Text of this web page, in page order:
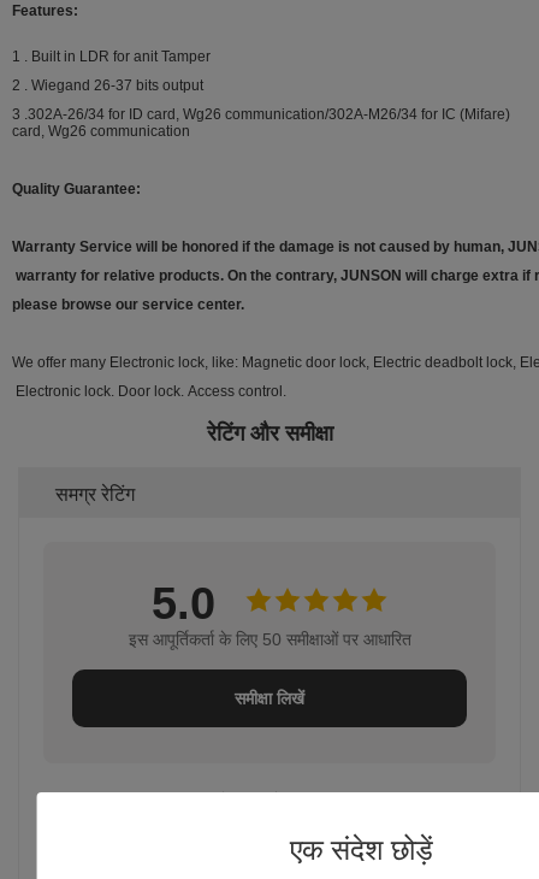
एक संदेश छोड़ें
Features:
1 . Built in LDR for anit Tamper
2 . Wiegand 26-37 bits output
3 .302A-26/34 for ID card, Wg26 communication/302A-M26/34 for IC (Mifare)
card, Wg26 communication
Quality Guarantee:
Warranty Service will be honored if the damage is not caused by human,
warranty for relative products. On the contrary, JUNSON will charge extra if
please browse our service center.
We offer many Electronic lock, like: Magnetic door lock, Electric deadbolt lock,
Electronic lock. Door lock. Access control.
रेटिंग और समीक्षा
समग्र रेटिंग
5.0
इस आपूर्तिकर्ता के लिए 50 समीक्षाओं पर आधारित
समीक्षा लिखें
रेटिंग स्नैपशॉट
निम्नलिखित सभी रेटिंग का वितरण है